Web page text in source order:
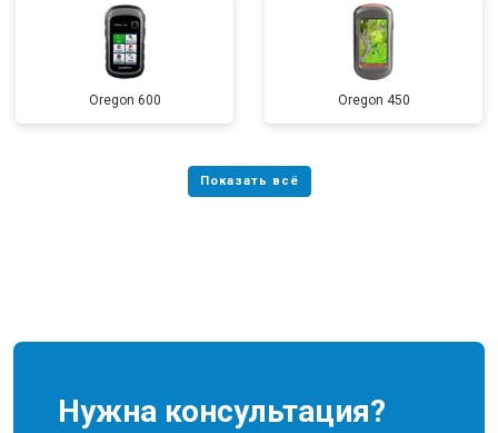
Oregon 600 Oregon 450
Нужна консультация?